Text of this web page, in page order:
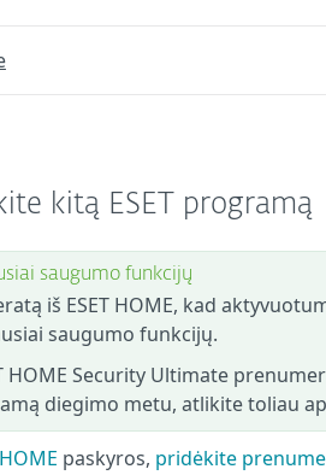
kitą ESET programą
saugumo funkcijų
iš ESET HOME, kad
saugumo funkcijų.
HOME Security Ultimate
diegimo metu, atlikite toliau
paskyros, pridėkite